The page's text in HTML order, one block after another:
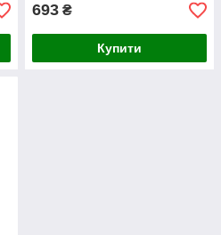
693 ₴
Купити